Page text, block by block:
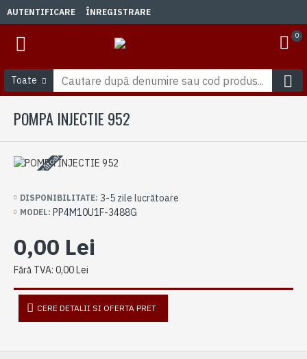
AUTENTIFICARE ÎNREGISTRARE
0
Toate
POMPA INJECTIE 952
3-5 zile lucrătoare
DISPONIBILITATE: 3-5 zile lucrătoare
MODEL: PP4M10U1F-3488G
0,00 Lei
Fără TVA: 0,00 Lei
CERE DETALII SI OFERTA PRET